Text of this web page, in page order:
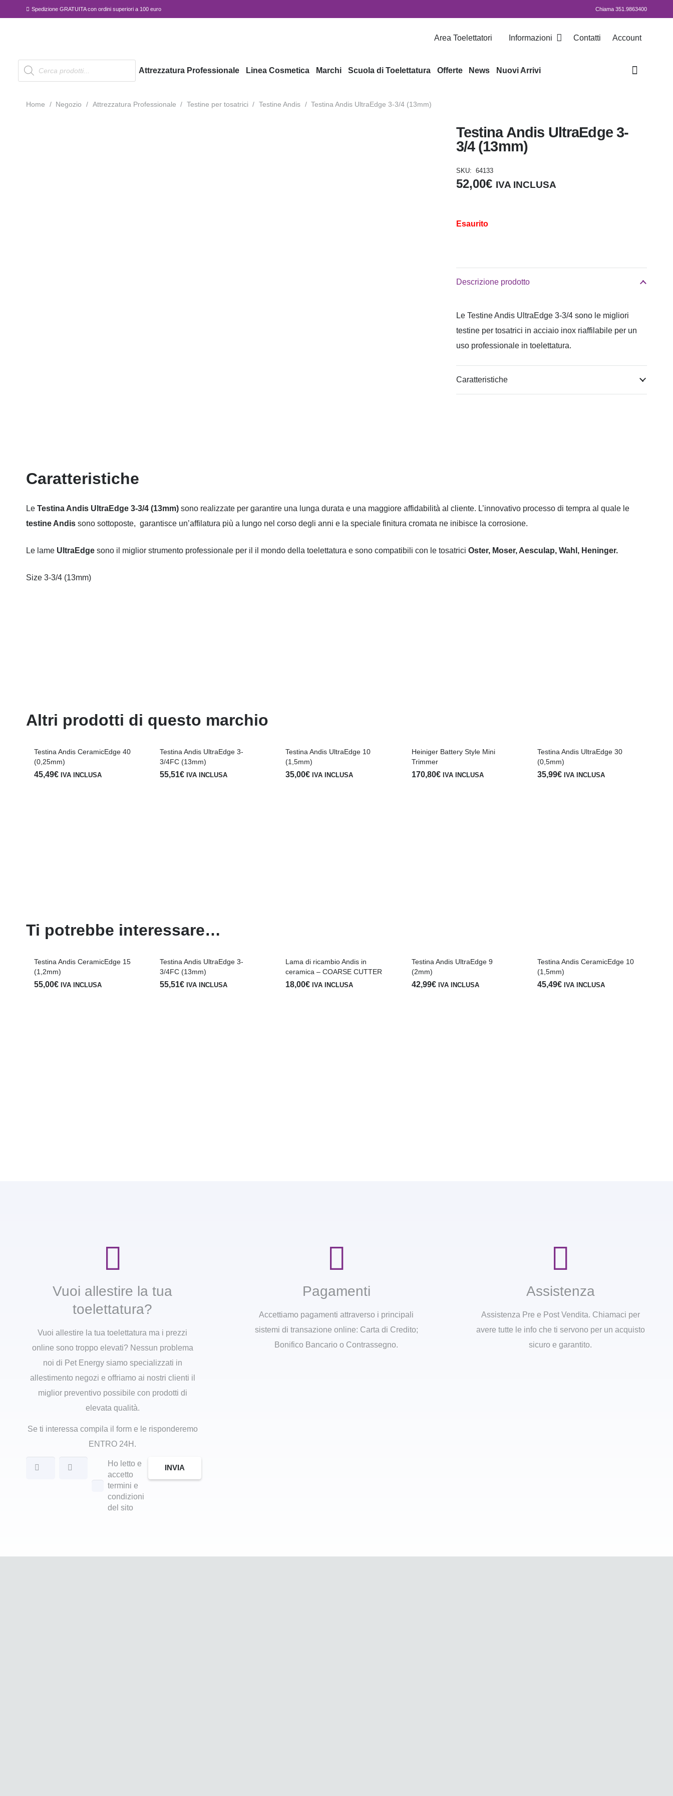
Spedizione GRATUITA con ordini superiori a 100 euro Chiama 351.9863400
Area Toelettatori Informazioni Contatti Account
Products
search
Attrezzatura Professionale Linea Cosmetica Marchi Scuola di Toelettatura Offerte News Nuovi Arrivi
Home / Negozio / Attrezzatura Professionale / Testine per tosatrici / Testine Andis / Testina Andis UltraEdge 3-3/4 (13mm)
Testina Andis UltraEdge 3-
3/4 (13mm)
SKU: 64133
52,00€ IVA INCLUSA
Esaurito
Descrizione prodotto
Le Testine Andis UltraEdge 3-3/4 sono le migliori
testine per tosatrici in acciaio inox riaffilabile per un
uso professionale in toelettatura.
Caratteristiche
Caratteristiche
Le Testina Andis UltraEdge 3-3/4 (13mm) sono realizzate per garantire una lunga durata e una maggiore affidabilità al cliente. L’innovativo processo di tempra al quale le
testine Andis sono sottoposte, garantisce un’affilatura più a lungo nel corso degli anni e la speciale finitura cromata ne inibisce la corrosione.
Le lame UltraEdge sono il miglior strumento professionale per il il mondo della toelettatura e sono compatibili con le tosatrici Oster, Moser, Aesculap, Wahl, Heninger.
Size 3-3/4 (13mm)
Altri prodotti di questo marchio
Testina Andis CeramicEdge 40
(0,25mm)
45,49€ IVA INCLUSA
Testina Andis UltraEdge 3-
3/4FC (13mm)
55,51€ IVA INCLUSA
Testina Andis UltraEdge 10
(1,5mm)
35,00€ IVA INCLUSA
Heiniger Battery Style Mini
Trimmer
170,80€ IVA INCLUSA
Testina Andis UltraEdge 30
(0,5mm)
35,99€ IVA INCLUSA
Ti potrebbe interessare…
Testina Andis CeramicEdge 15
(1,2mm)
55,00€ IVA INCLUSA
Testina Andis UltraEdge 3-
3/4FC (13mm)
55,51€ IVA INCLUSA
Lama di ricambio Andis in
ceramica – COARSE CUTTER
18,00€ IVA INCLUSA
Testina Andis UltraEdge 9
(2mm)
42,99€ IVA INCLUSA
Testina Andis CeramicEdge 10
(1,5mm)
45,49€ IVA INCLUSA
Vuoi allestire la tua
toelettatura?
Vuoi allestire la tua toelettatura ma i prezzi
online sono troppo elevati? Nessun problema
noi di Pet Energy siamo specializzati in
allestimento negozi e offriamo ai nostri clienti il
miglior preventivo possibile con prodotti di
elevata qualità.
Se ti interessa compila il form e le risponderemo
ENTRO 24H.
Ho letto e
accetto
termini e
condizioni
del sito
INVIA
Pagamenti
Accettiamo pagamenti attraverso i principali
sistemi di transazione online: Carta di Credito;
Bonifico Bancario o Contrassegno.
Assistenza
Assistenza Pre e Post Vendita. Chiamaci per
avere tutte le info che ti servono per un acquisto
sicuro e garantito.